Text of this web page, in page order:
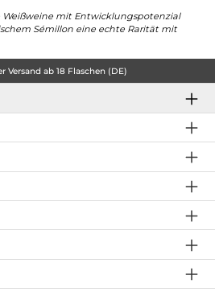
Weißweine mit Entwicklungspotenzial
Sémillon eine echte Rarität mit
Versand ab 18 Flaschen (DE)